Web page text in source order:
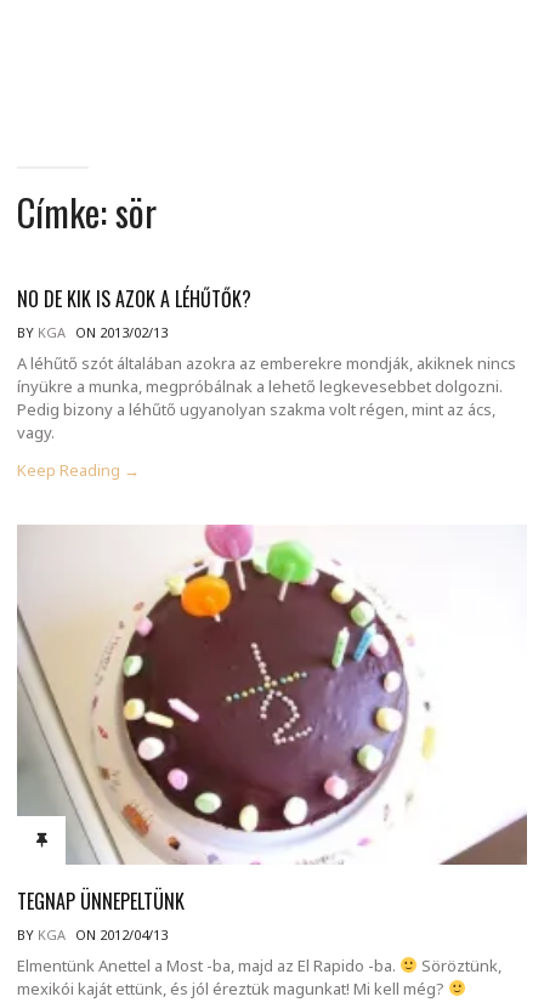
Címke:sör
NO DE KIK IS AZOK A LÉHŰTŐK?
BY KGA ON 2013/02/13
A léhűtő szót általában azokra az emberekre mondják, akiknek nincs
ínyükre a munka, megpróbálnak a lehető legkevesebbet dolgozni.
Pedig bizony a léhűtő ugyanolyan szakma volt régen, mint az ács,
vagy.
Keep Reading →
TEGNAP ÜNNEPELTÜNK
BY KGA ON 2012/04/13
Elmentünk Anettel a Most -ba, majd az El Rapido -ba.
Söröztünk,
mexikói kaját ettünk, és jól éreztük magunkat! Mi kell még?